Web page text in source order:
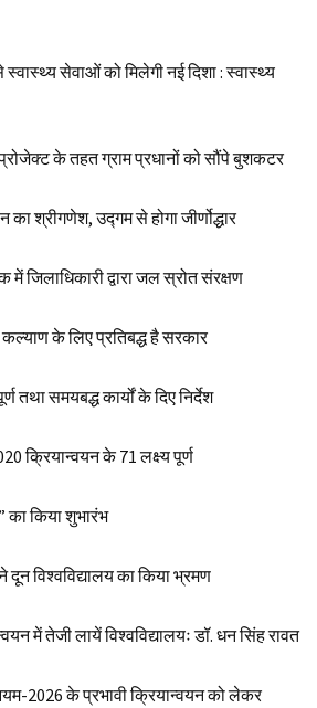
सेवाओं को मिलेगी नई दिशा : स्वास्थ्य
के तहत ग्राम प्रधानों को सौंपे बुशकटर
का श्रीगणेश, उद्गम से होगा जीर्णोद्धार
में जिलाधिकारी द्वारा जल स्रोत संरक्षण
के लिए प्रतिबद्ध है सरकार
तथा समयबद्ध कार्यों के दिए निर्देश
क्रियान्वयन के 71 लक्ष्य पूर्ण
का किया शुभारंभ
दून विश्वविद्यालय का किया भ्रमण
में तेजी लायें विश्वविद्यालयः डॉ. धन सिंह रावत
2026 के प्रभावी क्रियान्वयन को लेकर